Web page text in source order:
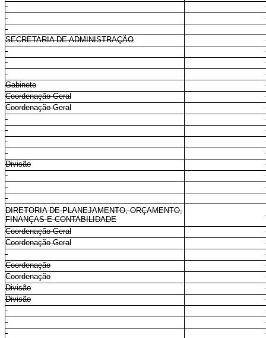
SECRETARIA DE ADMINISTRAÇÃO
Gabinete
Coordenação-Geral
Coordenação-Geral
Divisão
DIRETORIA DE PLANEJAMENTO, ORÇAMENTO,
FINANÇAS E CONTABILIDADE
Coordenação-Geral
Coordenação-Geral
Coordenação
Coordenação
Divisão
Divisão